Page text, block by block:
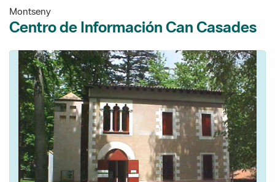
Montseny
Centro de Información Can Casades